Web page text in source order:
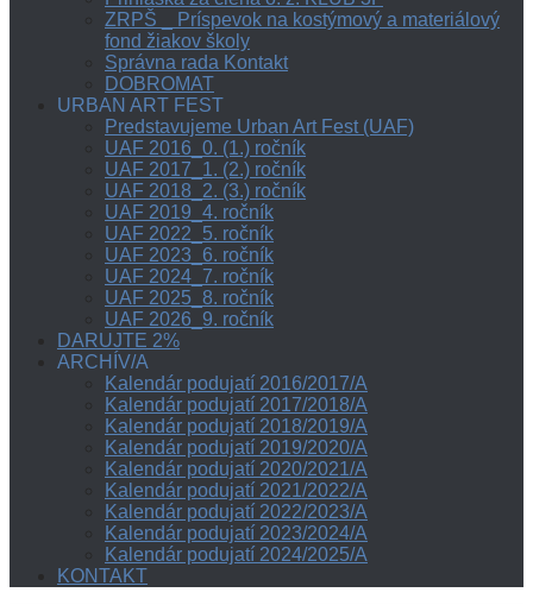
ZRPŠ _ Príspevok na kostýmový a materiálový
fond žiakov školy
Správna rada Kontakt
DOBROMAT
URBAN ART FEST
Predstavujeme Urban Art Fest (UAF)
UAF 2016_0. (1.) ročník
UAF 2017_1. (2.) ročník
UAF 2018_2. (3.) ročník
UAF 2019_4. ročník
UAF 2022_5. ročník
UAF 2023_6. ročník
UAF 2024_7. ročník
UAF 2025_8. ročník
UAF 2026_9. ročník
DARUJTE 2%
ARCHÍV/A
Kalendár podujatí 2016/2017/A
Kalendár podujatí 2017/2018/A
Kalendár podujatí 2018/2019/A
Kalendár podujatí 2019/2020/A
Kalendár podujatí 2020/2021/A
Kalendár podujatí 2021/2022/A
Kalendár podujatí 2022/2023/A
Kalendár podujatí 2023/2024/A
Kalendár podujatí 2024/2025/A
KONTAKT